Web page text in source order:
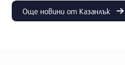
Още новини от Казанлък